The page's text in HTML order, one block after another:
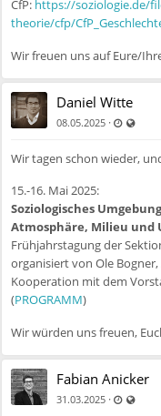
CfP: https://soziologie.de/
theorie/cfp/
Wir freuen uns auf Eure/
Daniel Witte
08.05.2025 · Zuletzt
Wir tagen schon wieder,
15.-16. Mai 2025:
Soziologisches
Atmosphäre, Milieu und
Frühjahrstagung der
organisiert von Ole
Kooperation mit dem
(PROGRAMM)
Wir würden uns freuen,
Fabian Anicker
31.03.2025 · Zuletzt